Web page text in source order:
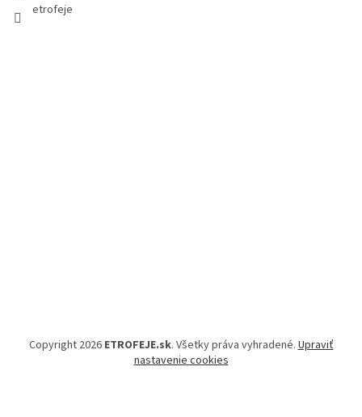
etrofeje
Copyright 2026 ETROFEJE.sk. Všetky práva vyhradené. Upraviť
nastavenie cookies